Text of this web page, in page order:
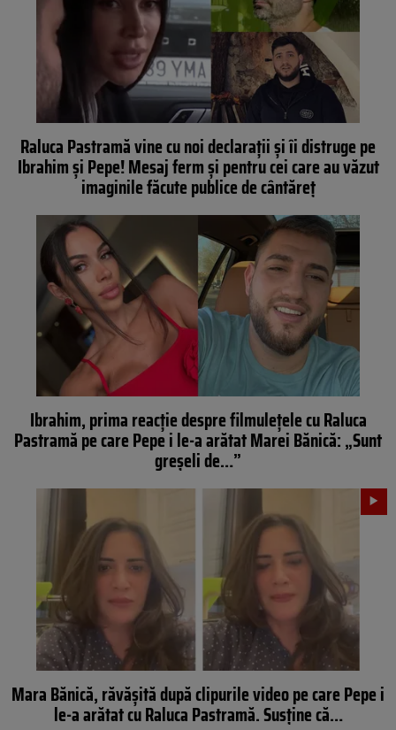
Raluca Pastramă vine cu noi declarații și îi distruge pe
Ibrahim și Pepe! Mesaj ferm și pentru cei care au văzut
imaginile făcute publice de cântăreț
Ibrahim, prima reacție despre filmulețele cu Raluca
Pastramă pe care Pepe i le-a arătat Marei Bănică: „Sunt
greșeli de…”
Mara Bănică, răvășită după clipurile video pe care Pepe i
le-a arătat cu Raluca Pastramă. Susține că…